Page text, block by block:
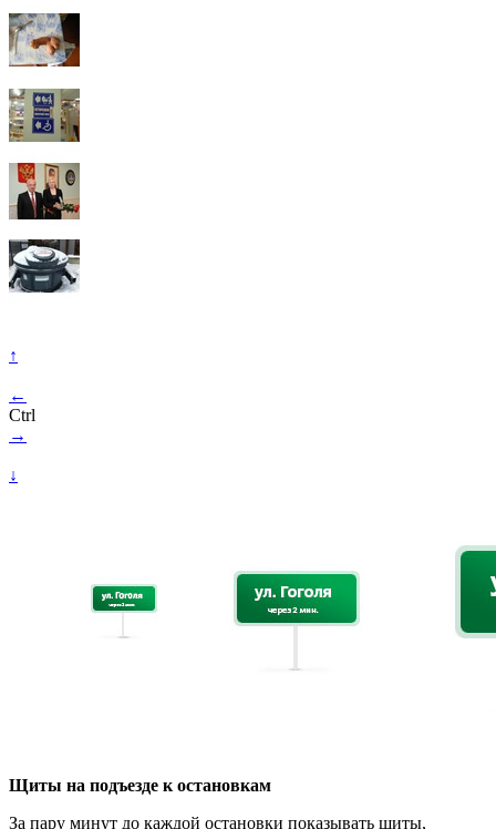
↑
←
Ctrl
→
↓
Щиты на подъезде к остановкам
За пару минут до каждой остановки показывать щиты,